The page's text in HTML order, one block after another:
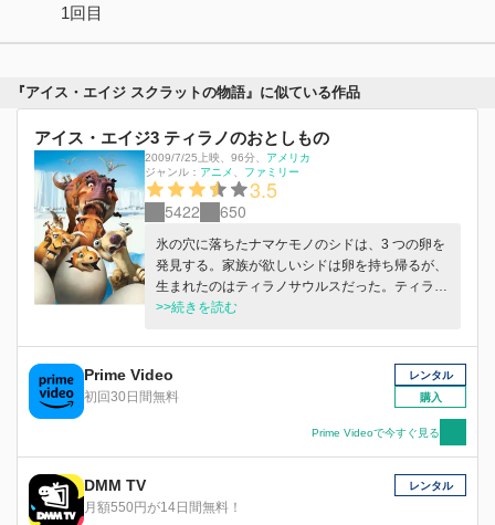
1回目
『アイス・エイジ スクラットの物語』に似ている作品
アイス・エイジ3 ティラノのおとしもの
2009/7/25上映 96分
アメリカ
ジャンル： アニメ ファミリー
3.5
5422 650
氷の穴に落ちたナマケモノのシドは、3 つの卵を
発見する。家族が欲しいシドは卵を持ち帰るが、
生まれたのはティラノサウルスだった。ティラノ
サウルスの親になろうと育て始めたシドだが、母
ワールドへと連れ去ってしまう。
>>続きを読む
Prime Video
初回30日間無料
レンタル
購入
Prime Videoで今すぐ見る
DMM TV
月額550円が14日間無料！
レンタル